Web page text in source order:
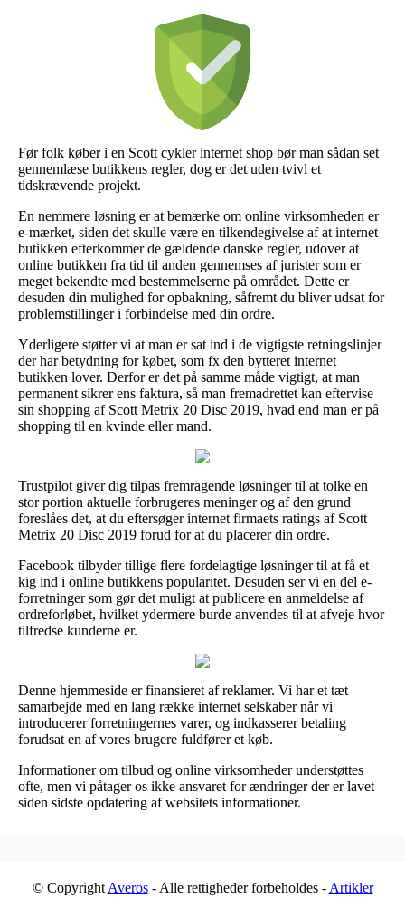
Før folk køber i en Scott cykler internet shop bør man sådan set
gennemlæse butikkens regler, dog er det uden tvivl et
tidskrævende projekt.
En nemmere løsning er at bemærke om online virksomheden er
e-mærket, siden det skulle være en tilkendegivelse af at internet
butikken efterkommer de gældende danske regler, udover at
online butikken fra tid til anden gennemses af jurister som er
meget bekendte med bestemmelserne på området. Dette er
desuden din mulighed for opbakning, såfremt du bliver udsat for
problemstillinger i forbindelse med din ordre.
Yderligere støtter vi at man er sat ind i de vigtigste retningslinjer
der har betydning for købet, som fx den bytteret internet
butikken lover. Derfor er det på samme måde vigtigt, at man
permanent sikrer ens faktura, så man fremadrettet kan eftervise
sin shopping af Scott Metrix 20 Disc 2019, hvad end man er på
shopping til en kvinde eller mand.
Trustpilot giver dig tilpas fremragende løsninger til at tolke en
stor portion aktuelle forbrugeres meninger og af den grund
foreslåes det, at du eftersøger internet firmaets ratings af Scott
Metrix 20 Disc 2019 forud for at du placerer din ordre.
Facebook tilbyder tillige flere fordelagtige løsninger til at få et
kig ind i online butikkens popularitet. Desuden ser vi en del e-
forretninger som gør det muligt at publicere en anmeldelse af
ordreforløbet, hvilket ydermere burde anvendes til at afveje hvor
tilfredse kunderne er.
Denne hjemmeside er finansieret af reklamer. Vi har et tæt
samarbejde med en lang række internet selskaber når vi
introducerer forretningernes varer, og indkasserer betaling
forudsat en af vores brugere fuldfører et køb.
Informationer om tilbud og online virksomheder understøttes
ofte, men vi påtager os ikke ansvaret for ændringer der er lavet
siden sidste opdatering af websitets informationer.
© Copyright Averos- Alle rettigheder forbeholdes - Artikler